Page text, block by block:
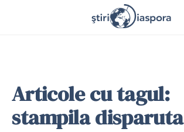
Articole cu tagul:
stampila disparuta